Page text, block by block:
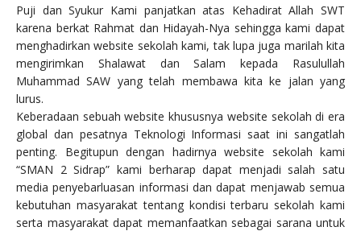
Puji dan Syukur Kami panjatkan atas Kehadirat Allah SWT
karena berkat Rahmat dan Hidayah-Nya sehingga kami dapat
menghadirkan website sekolah kami, tak lupa juga marilah kita
mengirimkan Shalawat dan Salam kepada Rasulullah
Muhammad SAW yang telah membawa kita ke jalan yang
lurus.
Keberadaan sebuah website khususnya website sekolah di era
global dan pesatnya Teknologi Informasi saat ini sangatlah
penting. Begitupun dengan hadirnya website sekolah kami
“SMAN 2 Sidrap” kami berharap dapat menjadi salah satu
media penyebarluasan informasi dan dapat menjawab semua
kebutuhan masyarakat tentang kondisi terbaru sekolah kami
serta masyarakat dapat memanfaatkan sebagai sarana untuk